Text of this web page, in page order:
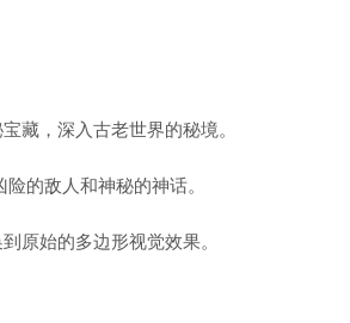
藏，深入古老世界的秘境。
的敌人和神秘的神话。
原始的多边形视觉效果。